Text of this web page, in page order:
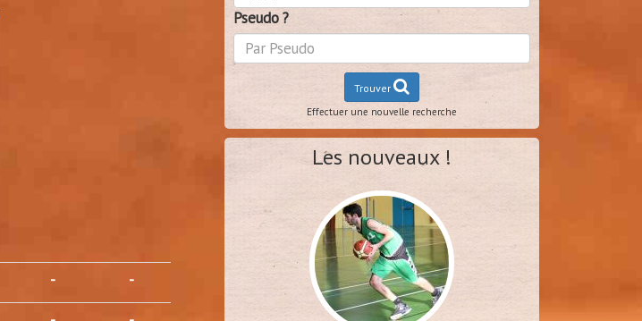
- -
Pseudo ?
Trouver
Effectuer une nouvelle recherche
Les nouveaux !